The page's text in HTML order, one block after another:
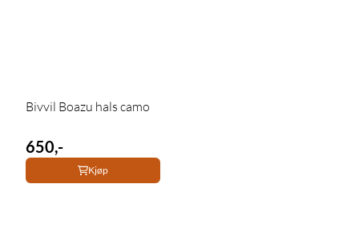
Bivvil Boazu hals camo
650,-
Kjøp